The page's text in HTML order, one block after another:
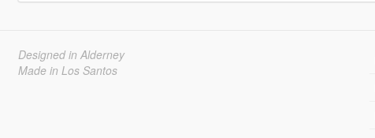
Designed in Alderney
Made in Los Santos